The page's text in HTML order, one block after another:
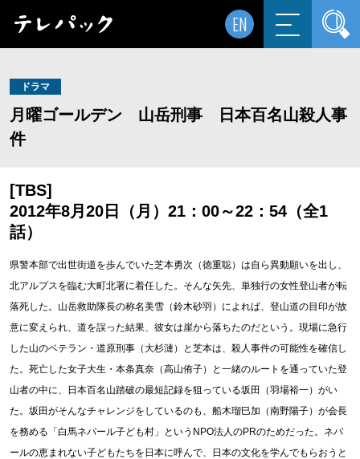
EN
ドラマ
月曜ゴールデン 山岳刑事 日本百名山殺人事
件
[TBS]
2012年8月20日（月）21：00～22：54（全1
話）
県警本部で出世街道を歩んでいた芝本勇次（徳重聡）は自ら異動願いを出し、
北アルプスを臨む大町北署に着任した。そんな矢先、単独行の女性登山者が転
落死した。山岳救助隊長の称名美雪（鈴木砂羽）によれば、登山道の目印が故
意に変えられ、道を誤った結果、彼女は崖から落ちたのだという。現場に急行
した山のベテラン・道原刑事（大杉漣）と芝本は、殺人事件の可能性を確信し
た。死亡した女子大生・本条真奈（高山侑子）と一緒のルートを通っていた登
山者の中に、日本百名山踏破の最短記録を狙っている坂田（羽場裕一）がい
た。坂田がそんなチャレンジをしているのも、船木瑠巳加（南野陽子）が会長
を務める「白馬ネパール子ども村」というNPO法人のPRのためだった。ネパ
ールの恵まれない子どもたちを日本に呼んで、日本の文化を学んでもらおうと